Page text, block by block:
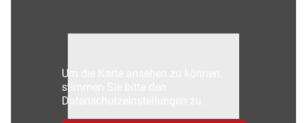
Um die Karte ansehen zu können,
stimmen Sie bitte den
Datenschutzeinstellungen zu.